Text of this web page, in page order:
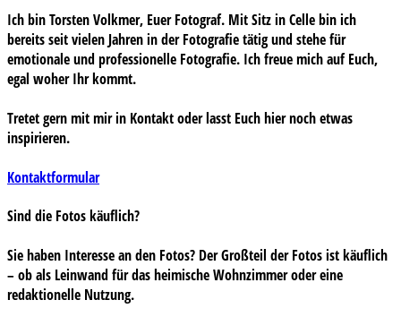
Ich bin Torsten Volkmer, Euer Fotograf. Mit Sitz in Celle bin ich
bereits seit vielen Jahren in der Fotografie tätig und stehe für
emotionale und professionelle Fotografie. Ich freue mich auf Euch,
egal woher Ihr kommt.
Tretet gern mit mir in Kontakt oder lasst Euch hier noch etwas
inspirieren.
Kontaktformular
Sind die Fotos käuflich?
Sie haben Interesse an den Fotos? Der Großteil der Fotos ist käuflich
– ob als Leinwand für das heimische Wohnzimmer oder eine
redaktionelle Nutzung.